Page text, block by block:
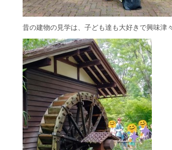
昔の建物の見学は、子ども達も大好きで興味津